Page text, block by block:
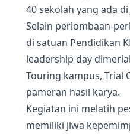
40 sekolah yang ada
Selain perlombaan-
di satuan Pendidikan
leadership day
Touring kampus, Trial
pameran hasil karya.
Kegiatan ini melatih
memiliki jiwa